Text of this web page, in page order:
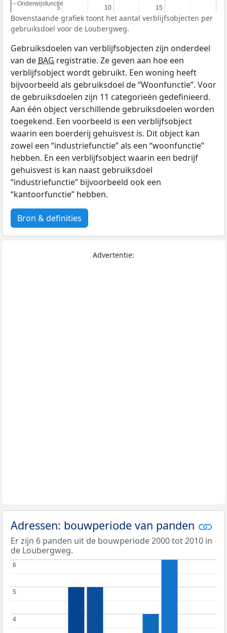
5
5 10
10 15
15
Onderwijsfunctie
Onderwijsfunctie
Bovenstaande grafiek toont het aantal verblijfsobjecten per
gebruiksdoel voor de Loubergweg.
Gebruiksdoelen van verblijfsobjecten zijn onderdeel
van de BAG registratie. Ze geven aan hoe een
verblijfsobject wordt gebruikt. Een woning heeft
bijvoorbeeld als gebruiksdoel de “Woonfunctie”. Voor
de gebruiksdoelen zijn 11 categorieën gedefinieerd.
Aan één object verschillende gebruiksdoelen worden
toegekend. Een voorbeeld is een verblijfsobject
waarin een boerderij gehuisvest is. Dit object kan
zowel een “industriefunctie” als een “woonfunctie”
hebben. En een verblijfsobject waarin een bedrijf
gehuisvest is kan naast gebruiksdoel
“industriefunctie” bijvoorbeeld ook een
“kantoorfunctie” hebben.
Bron & definities
Advertentie:
Adressen: bouwperiode van panden
Er zijn 6 panden uit de bouwperiode 2000 tot 2010 in
de Loubergweg.
4
4
5
5
6
6